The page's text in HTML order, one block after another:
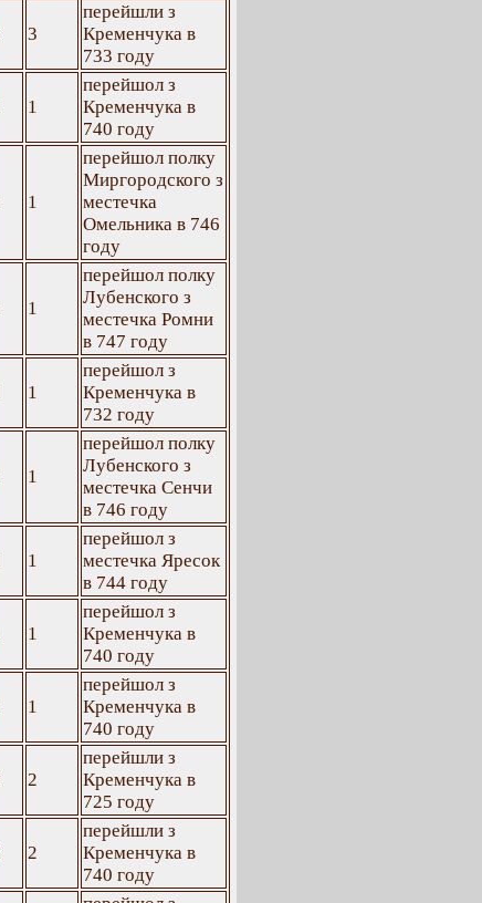
3
перейшли з
Кременчука в
733 году
1
перейшол з
Кременчука в
740 году
1
перейшол полку
Миргородского з
местечка
Омельника в 746
году
1
перейшол полку
Лубенского з
местечка Ромни
в 747 году
1
перейшол з
Кременчука в
732 году
1
перейшол полку
Лубенского з
местечка Сенчи
в 746 году
1
перейшол з
местечка Яресок
в 744 году
1
перейшол з
Кременчука в
740 году
1
перейшол з
Кременчука в
740 году
2
перейшли з
Кременчука в
725 году
2
перейшли з
Кременчука в
740 году